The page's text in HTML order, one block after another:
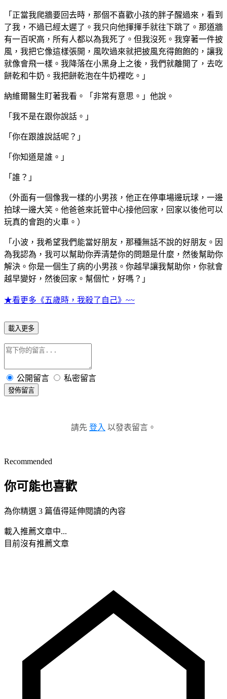
「正當我爬牆要回去時，那個不喜歡小孩的胖子醒過來，看到
了我，不過已經太遲了。我只向他揮揮手就往下跳了。那道牆
有一百呎高，所有人都以為我死了。但我沒死。我穿著一件披
風，我把它像這樣張開，風吹過來就把披風充得飽飽的，讓我
就像會飛一樣。我降落在小黑身上之後，我們就離開了，去吃
餅乾和牛奶。我把餅乾泡在牛奶裡吃。」
納維爾醫生盯著我看。「非常有意思。」他說。
「我不是在跟你說話。」
「你在跟誰說話呢？」
「你知道是誰。」
「誰？」
（外面有一個像我一樣的小男孩，他正在停車場邊玩球，一邊
拍球一邊大笑。他爸爸來託管中心接他回家，回家以後他可以
玩真的會跑的火車。）
「小波，我希望我們能當好朋友，那種無話不說的好朋友。因
為我認為，我可以幫助你弄清楚你的問題是什麼，然後幫助你
解決。你是一個生了病的小男孩。你越早讓我幫助你，你就會
越早變好，然後回家。幫個忙，好嗎？」
★看更多《五歲時，我殺了自己》~~
載入更多
公開留言 私密留言
發佈留言
請先 登入 以發表留言。
Recommended
你可能也喜歡
為你精選 3 篇值得延伸閱讀的內容
載入推薦文章中...
目前沒有推薦文章